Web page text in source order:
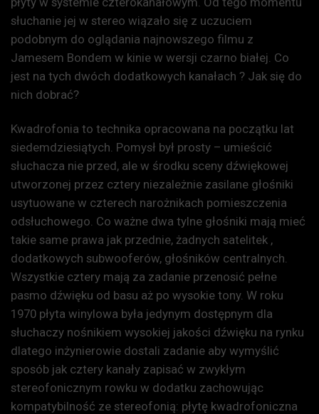
słuchanie jej w stereo wiązało się z uczuciem
podobnym do oglądania najnowszego filmu z
Jamesem Bondem w kinie w wersji czarno białej. Co
jest na tych dwóch dodatkowych kanałach ? Jak się do
nich dobrać?
Kwadrofonia to technika opracowana na początku lat
siedemdziesiątych. Pomysł był prosty – umieścić
słuchacza nie przed, ale w środku sceny dźwiękowej
utworzonej przez cztery niezależnie zasilane głośniki
usytuowane w czterech narożnikach pomieszczenia
odsłuchowego. Co ważne dwa tylne głośniki mają mieć
takie same prawa jak przednie, żadnych satelitek ,
dodatkowych subwooferów, głośników centralnych.
Wszystkie cztery mają za zadanie przenosić pełne
pasmo dźwięku od basu aż po wysokie tony. W roku
1970 płyta winylowa była jedynym dostępnym dla
słuchaczy nośnikiem wysokiej jakości dźwięku na rynku
dlatego inżynierowie dostali zadanie aby wymyślić
sposób jak cztery kanały zapisać w zwykłym
stereofonicznym rowku w dodatku zachowując
kompatybilność ze stereofonią: płytę kwadrofoniczna